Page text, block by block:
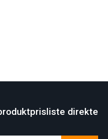
direkte